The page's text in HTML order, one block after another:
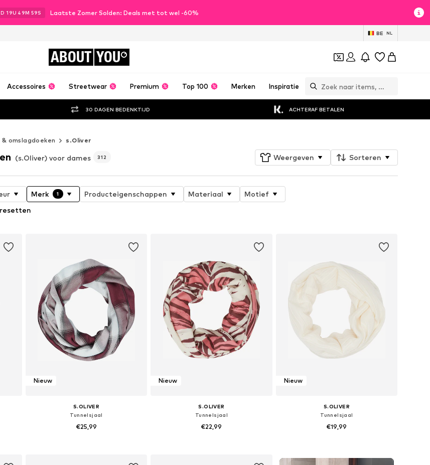
D 19U 49M 56S Laatste Zomer Solden: Deals met tot wel -60%
BE NL
ABOUT YOU
Accessoires Streetwear Premium Top 100 Merken Inspiratie
30 DAGEN BEDENKTIJD ACHTERAF BETALEN
& omslagdoeken s.Oliver
(s.Oliver) voor dames 312 Weergeven Sorteren
Merk 1 Producteigenschappen Materiaal
Motief
Nieuw
S.OLIVER
Tunnelsjaal
€25,99
Nieuw
S.OLIVER
Tunnelsjaal
€22,99
Nieuw
S.OLIVER
Tunnelsjaal
€19,99
In winkelmandje